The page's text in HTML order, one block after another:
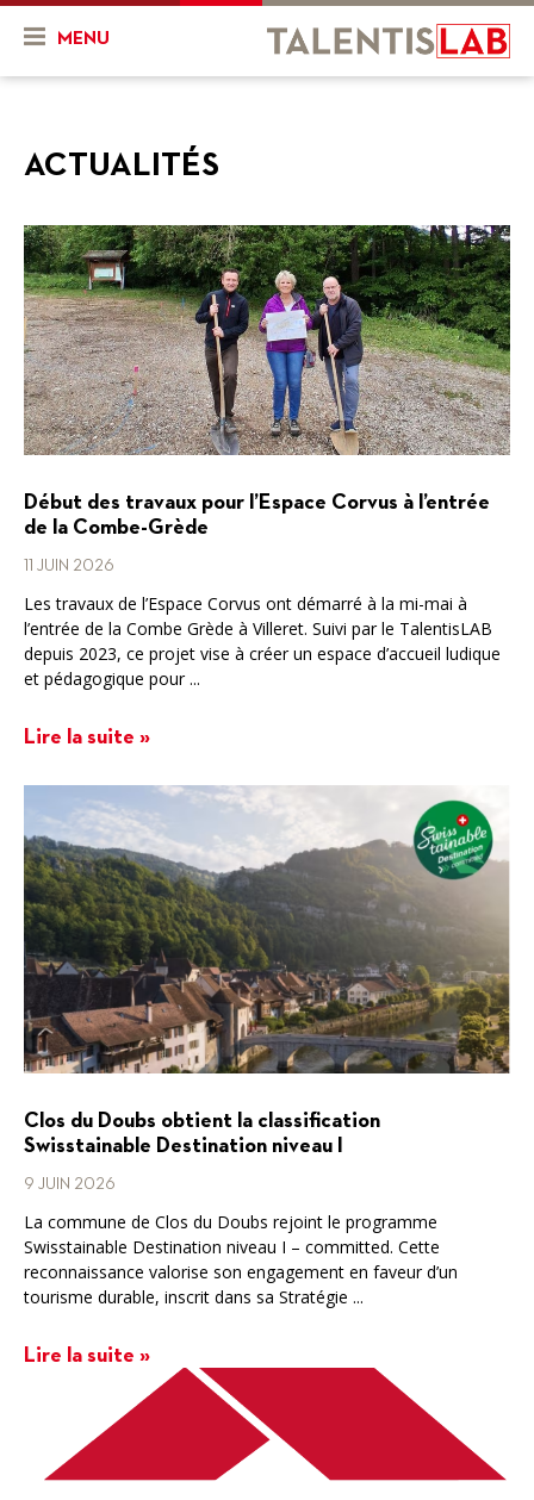
MENU
Présentation
L'équipe
Nos objectifs
Nos services
Combien ça coûte ?
Actualités & Agenda
Agenda
Mon projet
En cours
Projets finalisés
Ressources
Vidéos
FR DE
ACTUALITÉS
Début des travaux pour l’Espace Corvus à l’entrée
de la Combe-Grède
11 JUIN 2026
Les travaux de l’Espace Corvus ont démarré à la mi-mai à
l’entrée de la Combe Grède à Villeret. Suivi par le TalentisLAB
depuis 2023, ce projet vise à créer un espace d’accueil ludique
et pédagogique pour ...
Lire la suite »
Clos du Doubs obtient la classification
Swisstainable Destination niveau I
9 JUIN 2026
La commune de Clos du Doubs rejoint le programme
Swisstainable Destination niveau I – committed. Cette
reconnaissance valorise son engagement en faveur d’un
tourisme durable, inscrit dans sa Stratégie ...
Lire la suite »